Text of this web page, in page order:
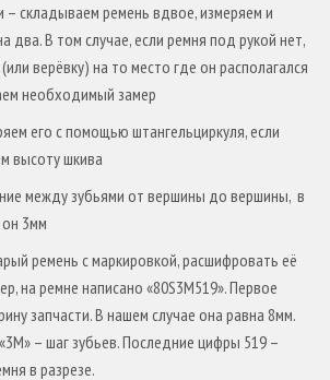
– складываем ремень вдвое, измеряем и
два. В том случае, если ремня под рукой нет,
верёвку) на то место где он располагался
необходимый замер
его с помощью штангельциркуля, если
высоту шкива
между зубьями от вершины до вершины, в
3мм
ремень с маркировкой, расшифровать её
на ремне написано «80S3M519». Первое
запчасти. В нашем случае она равна 8мм.
– шаг зубьев. Последние цифры 519 –
в разрезе.